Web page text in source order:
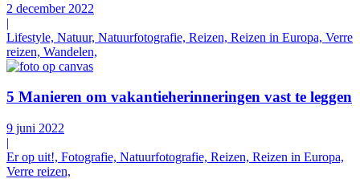
2 december 2022
|
Lifestyle, Natuur, Natuurfotografie, Reizen, Reizen in Europa, Verre
reizen, Wandelen,
5 Manieren om vakantieherinneringen vast te leggen
9 juni 2022
|
Er op uit!, Fotografie, Natuurfotografie, Reizen, Reizen in Europa,
Verre reizen,